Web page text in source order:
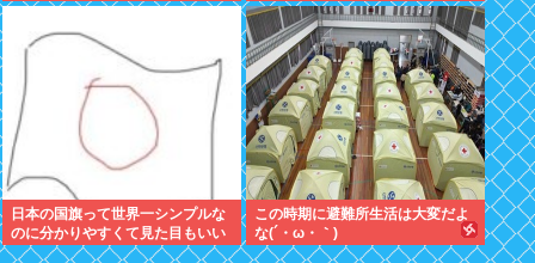
日本の国旗って世界一シンプルな
のに分かりやすくて見た目もいい
よな
この時期に避難所生活は大変だよ
な(´・ω・｀)